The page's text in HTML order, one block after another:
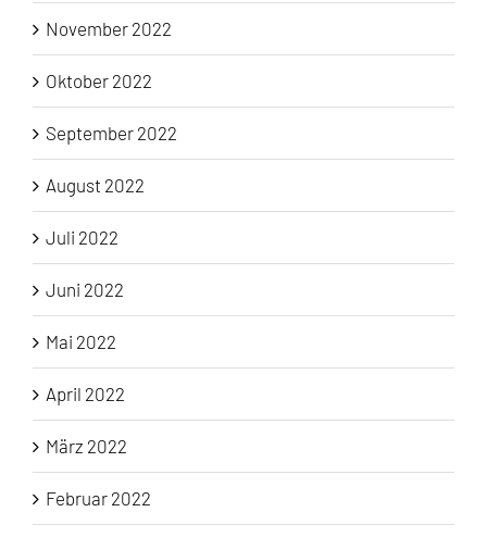
November 2022
Oktober 2022
September 2022
August 2022
Juli 2022
Juni 2022
Mai 2022
April 2022
März 2022
Februar 2022